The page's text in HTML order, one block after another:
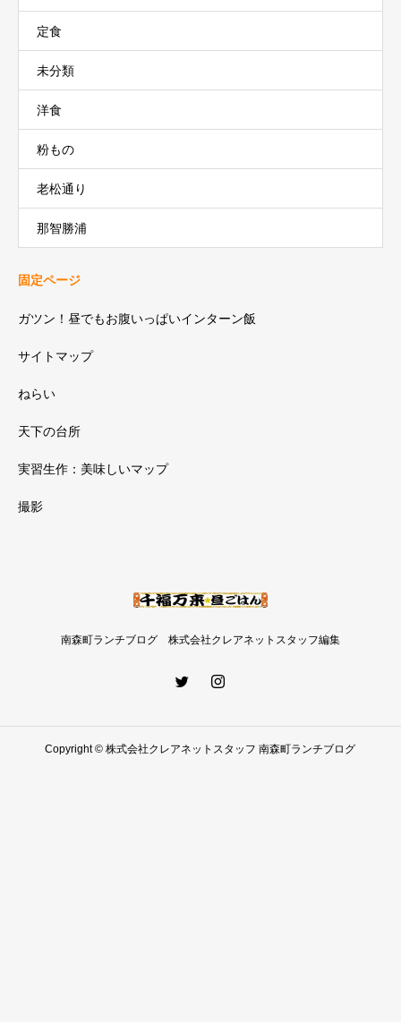
定食
未分類
洋食
粉もの
老松通り
那智勝浦
固定ページ
ガツン！昼でもお腹いっぱいインターン飯
サイトマップ
ねらい
天下の台所
実習生作：美味しいマップ
撮影
南森町ランチブログ 株式会社クレアネットスタッフ編集
Copyright © 株式会社クレアネットスタッフ 南森町ランチブログ